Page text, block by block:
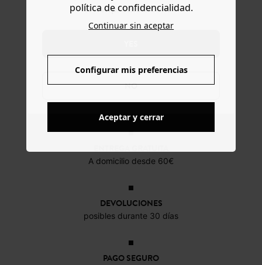
www.promod.com ?
NO
22,99 €
39,99 €
A domicilio desde 60€
DEVOLUCIONES
posibles durante 30 días
PAGO SEGURO
política de confidencialidad.
Continuar sin aceptar
Configurar mis preferencias
Aceptar y cerrar